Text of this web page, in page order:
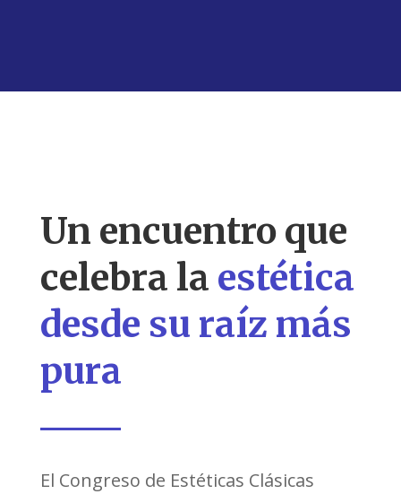
Un encuentro que
celebra la estética
desde su raíz más
pura
El Congreso de Estéticas Clásicas